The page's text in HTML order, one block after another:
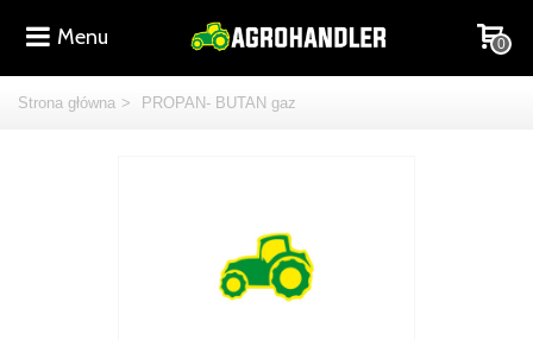
Menu 0
Strona główna > PROPAN- BUTAN gaz